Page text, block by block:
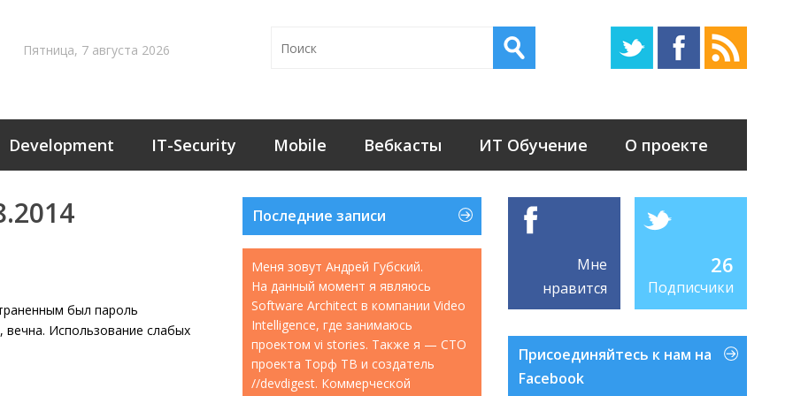
Пятница, 7 августа 2026
Development IT-Security Mobile Вебкасты ИТ Обучение О проекте
был пароль
вечна. Использование слабых
Последние записи
Меня зовут Андрей Губский.
На данный момент я являюсь
Software Architect в компании Video
Intelligence, где занимаюсь
проектом vi stories. Также я — CTO
проекта Торф ТВ и создатель
//devdigest. Коммерческой
Мне
нравится
26
Подписчики
Присоединяйтесь к нам на
Facebook